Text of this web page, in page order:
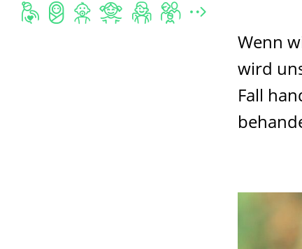
      
Wenn
wird
Fall